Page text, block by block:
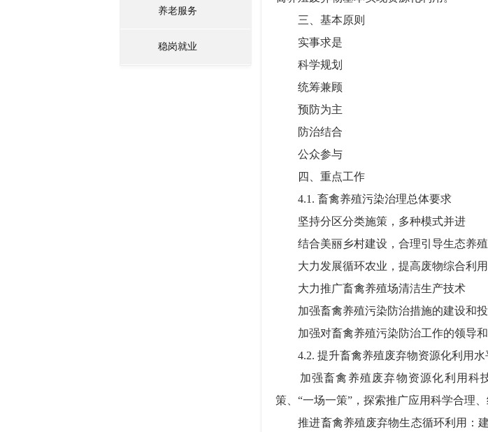
养老服务
稳岗就业
三、基本原则
实事求是
科学规划
统筹兼顾
预防为主
防治结合
公众参与
四、重点工作
4.1. 畜禽养殖污染治理总体要求
坚持分区分类施策，多种模式并进
结合美丽乡村建设，合理引导生态养殖
大力发展循环农业，提高废物综合利
大力推广畜禽养殖场清洁生产技术
加强畜禽养殖污染防治措施的建设和投
加强对畜禽养殖污染防治工作的领导和
4.2. 提升畜禽养殖废弃物资源化利用水
加强畜禽养殖废弃物资源化利用科技
策、“一场一策”，探索推广应用科学合理
推进畜禽养殖废弃物生态循环利用：建